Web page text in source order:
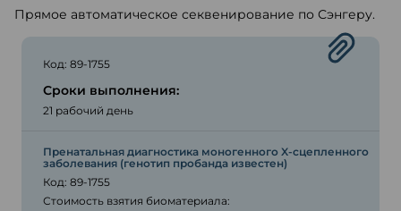
Прямое автоматическое секвенирование по Сэнгеру.
Код: 89-1755
Сроки выполнения:
21 рабочий день
Пренатальная диагностика моногенного X-сцепленного
заболевания (генотип пробанда известен)
Код: 89-1755
Стоимость взятия биоматериала: